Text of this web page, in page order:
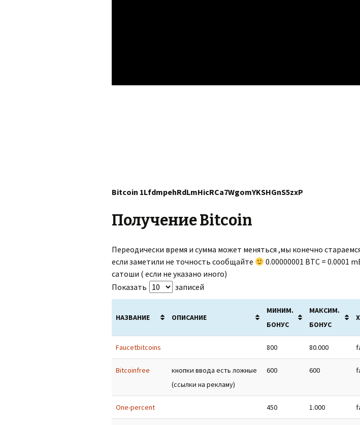
Вitcoin 1LfdmpehRdLmHicRCa7WgomYKSHGnS5zxP
Получение Bitcoin
Переодически время и сумма может меняться ,мы конечно
если заметили не точность сообщайте
0.00000001 BTC = 0.0001
сатоши ( если не указано иного)
Показать
записей
НАЗВАНИЕ ОПИСАНИЕ
МИНИМ.
БОНУС
МАКСИМ.
БОНУС
Faucetbitcoins 800 80.000
Bitcoinfree
кнопки ввода есть ложные
(ссылки на рекламу)
600 600
Оne-percent 450 1.000